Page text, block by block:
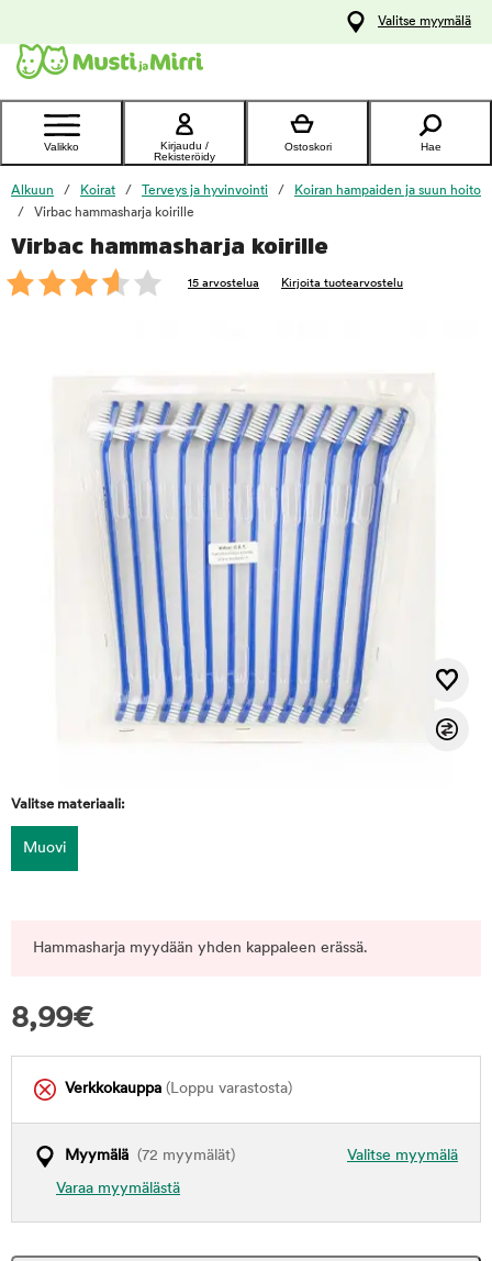
Ota yhteyttä
asiakaspalveluun
Valitse myymälä
Valikko
Kirjaudu /
Rekisteröidy
Ostoskori Hae
Alkuun Koirat Terveys ja hyvinvointi
Koiran hampaiden ja suun hoito
Virbac hammasharja koirille
Virbac hammasharja koirille
15 arvostelua Kirjoita tuotearvostelu
Valitse materiaali:
Muovi
Hammasharja myydään yhden kappaleen erässä.
8,99€
Verkkokauppa (Loppu varastosta)
Valitse myymälä
Myymälä (72 myymälät)
Varaa myymälästä
foo